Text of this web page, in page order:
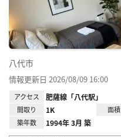
八代市
情報更新日 2026/08/09 16:00
アクセス 肥薩線「八代駅」
間取り 1K 面積
築年数 1994年 3月 築